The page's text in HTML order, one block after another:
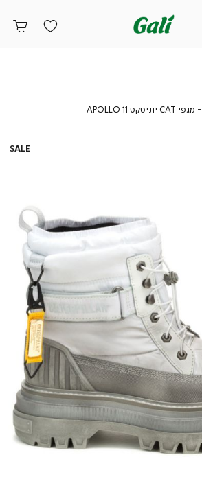
ראשי
מגפי CAT יוניסקס APOLLO 11
SALE